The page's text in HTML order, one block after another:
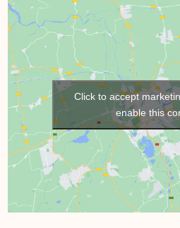
Click to accept
enable this